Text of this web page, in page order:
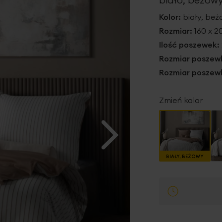
Kolor: biały,
Rozmiar: 160 x
Ilość poszewek:
Rozmiar
Rozmiar
Zmień kolor
BIAŁY, BEŻOWY